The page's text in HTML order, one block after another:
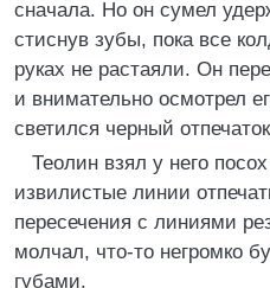
сначала. Но он сумел
стиснув зубы, пока все
руках не растаяли. Он
и внимательно осмотрел
светился черный
Теолин взял у него
извилистые линии
пересечения с линиями
молчал, что-то негромко
губами.